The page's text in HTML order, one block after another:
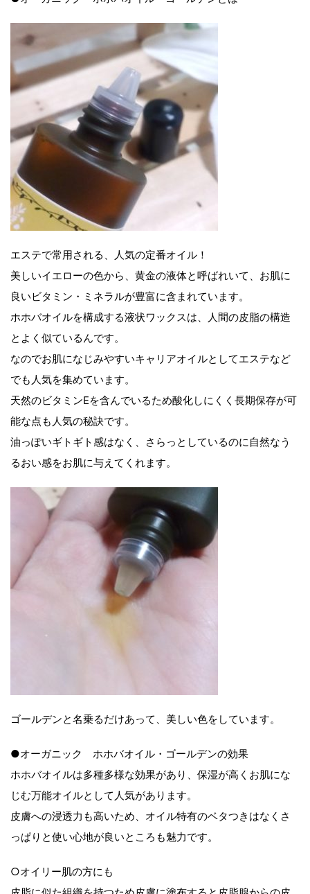
エステで常用される、人気の定番オイル！
美しいイエローの色から、黄金の液体と呼ばれいて、お肌に
良いビタミン・ミネラルが豊富に含まれています。
ホホバオイルを構成する液状ワックスは、人間の皮脂の構造
とよく似ているんです。
なのでお肌になじみやすいキャリアオイルとしてエステなど
でも人気を集めています。
天然のビタミンEを含んでいるため酸化しにくく長期保存が可
能な点も人気の秘訣です。
油っぽいギトギト感はなく、さらっとしているのに自然なう
るおい感をお肌に与えてくれます。
ゴールデンと名乗るだけあって、美しい色をしています。
●オーガニック ホホバオイル・ゴールデンの効果
ホホバオイルは多種多様な効果があり、保湿が高くお肌にな
じむ万能オイルとして人気があります。
皮膚への浸透力も高いため、オイル特有のベタつきはなくさ
っぱりと使い心地が良いところも魅力です。
○オイリー肌の方にも